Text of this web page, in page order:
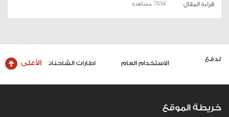
قراءة المقال 7634 مشاهدة
الاستخدام العام اطارات الشاحنات والحافلات الأعلى
خريطة الموقع